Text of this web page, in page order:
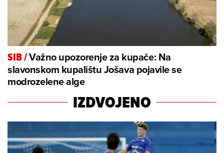
SIB/Važno upozorenje za kupače: Na
slavonskom kupalištu Jošava pojavile se
modrozelene alge
IZDVOJENO